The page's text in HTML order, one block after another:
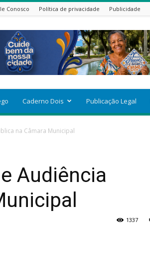
Conosco Política de privacidade Publicidade
Caderno Dois Publicação Legal
na Câmara Municipal
Audiência
1337